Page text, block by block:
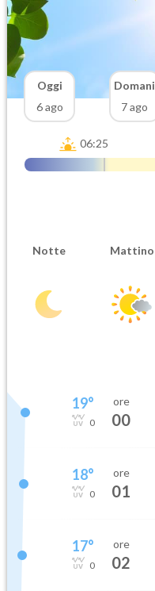
Oggi
6 ago
Domani
7 ago
06:25
Notte Mattino
19°
0
ore
00
18°
0
ore
01
17°
0
ore
02